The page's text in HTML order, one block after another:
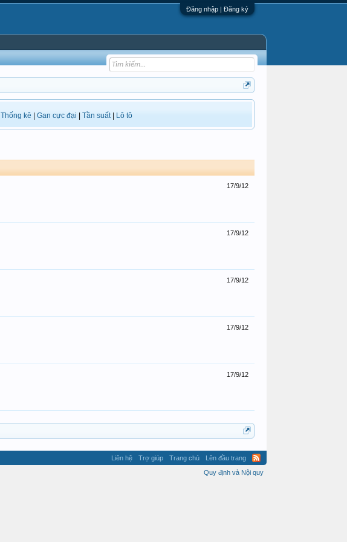
Đăng nhập | Đăng ký
Thống kê Gan cực đại Tần suất| Lô tô
17/9/12
17/9/12
17/9/12
17/9/12
17/9/12
Liên hệ Trợ giúp Trang chủ
Lên đầu trang
Quy định và Nội quy